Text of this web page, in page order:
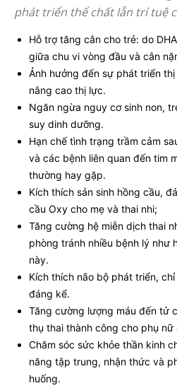
phát triển thể chất lẫn trí tuệ
Hỗ trợ tăng cân cho trẻ: do
giữa chu vi vòng đầu và cân
Ảnh hưởng đến sự phát triển
nâng cao thị lực.
Ngăn ngừa nguy cơ sinh non,
suy dinh dưỡng.
Hạn chế tình trạng trầm cảm
và các bệnh liên quan đến tim
thường hay gặp.
Kích thích sản sinh hồng cầu,
cầu Oxy cho mẹ và thai nhi;
Tăng cường hệ miễn dịch thai
phòng tránh nhiều bệnh lý như
này.
Kích thích não bộ phát triển,
đáng kể.
Tăng cường lượng máu đến tử
thụ thai thành công cho phụ nữ
Chăm sóc sức khỏe thần kinh
năng tập trung, nhận thức và
huống.